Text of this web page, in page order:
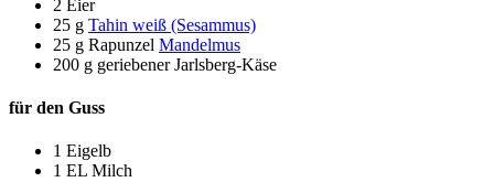
2 Eier
25 g Tahin weiß (Sesammus)
25 g Rapunzel Mandelmus
200 g geriebener Jarlsberg-Käse
für den Guss
1 Eigelb
1 EL Milch